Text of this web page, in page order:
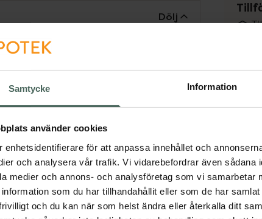
Samtycke Information
använder cookies
enhetsidentifierare för att anpassa innehållet och
och analysera vår trafik. Vi vidarebefordrar även sådana
medier och annons- och analysföretag som vi
information som du har tillhandahållit eller som de har
och du kan när som helst ändra eller återkalla ditt
Dölj
Tillverkaren garanterar
att produkten är säker att
gällande krav.
stick